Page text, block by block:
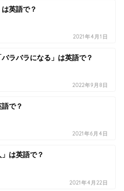
は英語で？
2021年4月1日
バラバラになる」は英語で？
2022年9月8日
語で？
2021年6月4日
」は英語で？
2021年4月22日